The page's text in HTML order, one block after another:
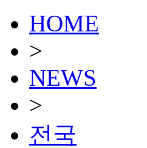
HOME
>
NEWS
>
전국